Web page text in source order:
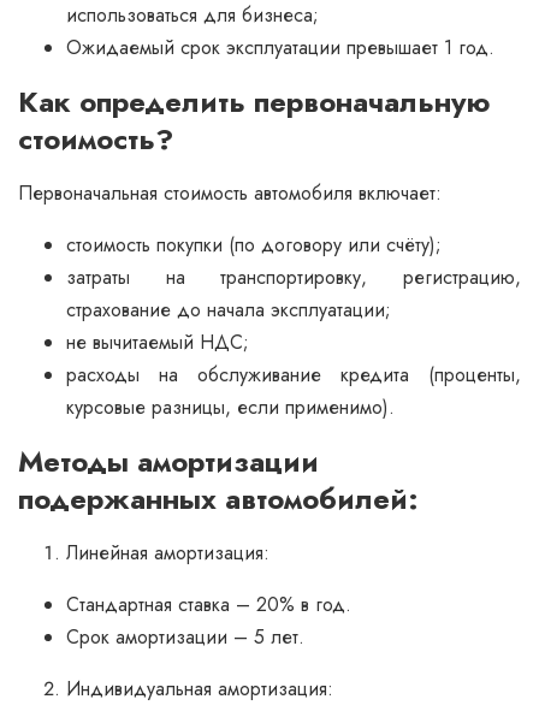
использоваться для бизнеса;
Ожидаемый срок эксплуатации превышает 1 год.
Как определить первоначальную
стоимость?
Первоначальная стоимость автомобиля включает:
стоимость покупки (по договору или счёту);
затраты на транспортировку, регистрацию,
страхование до начала эксплуатации;
не вычитаемый НДС;
расходы на обслуживание кредита (проценты,
курсовые разницы, если применимо).
Методы амортизации
подержанных автомобилей:
Линейная амортизация:
Стандартная ставка – 20% в год.
Срок амортизации – 5 лет.
Индивидуальная амортизация: